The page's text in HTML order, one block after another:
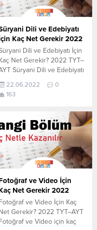
Dili ve Edebiyatı
Kaç Net Gerekir 2022
Dili ve Edebiyatı İçin
Net Gerekir? 2022 TYT–
Süryani Dili ve Edebiyatı
cevabını
öğrenebilirsiniz. Bu
sınavında en son yerleşen
yapmış olduğu
YÖKATLAS YKS-
TYT Net Sihirbazı, YKS-TYT
Sihirbazı. Sayfamızdaki
tamamı
tarafından yayınlanmış
en son güncel...
22.06.2022
0
163
ve Video İçin
Net Gerekir 2022
ve Video İçin Kaç
Gerekir? 2022 TYT–AYT
ve Video için kaç